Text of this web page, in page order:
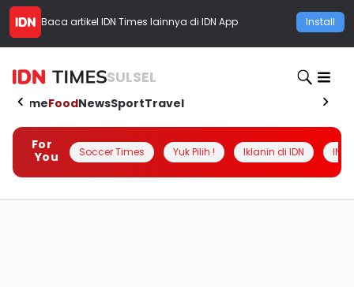
Baca artikel IDN Times lainnya di IDN App Install
SULSEL
HomeFoodNewsSportTravel
For
You
Soccer Times Yuk Pilih ! Iklanin di IDN